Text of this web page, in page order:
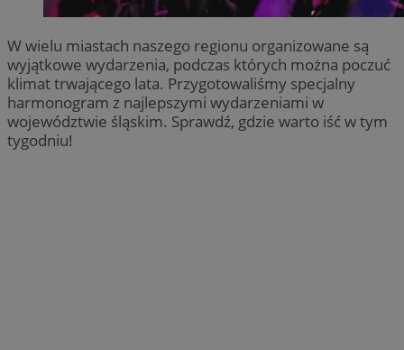
W wielu miastach naszego regionu organizowane są
wyjątkowe wydarzenia, podczas których można poczuć
klimat trwającego lata. Przygotowaliśmy specjalny
harmonogram z najlepszymi wydarzeniami w
województwie śląskim. Sprawdź, gdzie warto iść w tym
tygodniu!